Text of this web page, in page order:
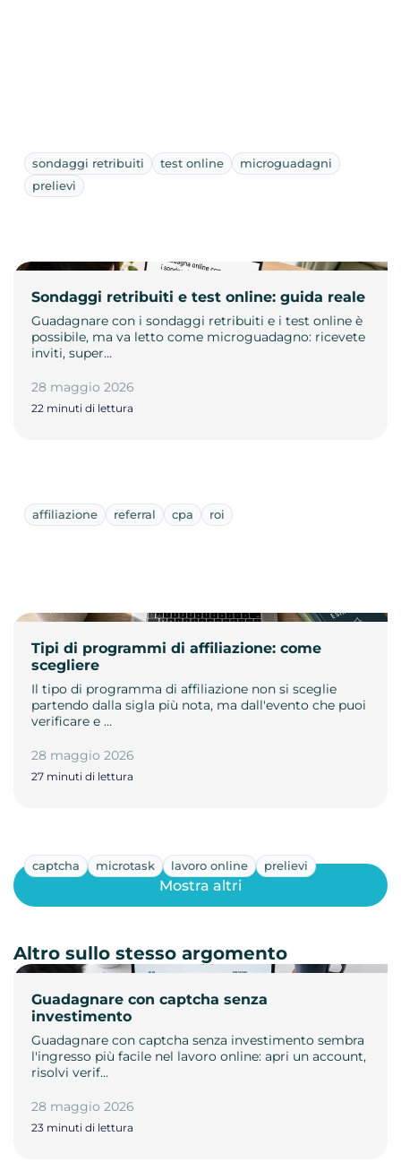
sondaggi retribuiti test online
microguadagni
prelievi
Sondaggi retribuiti e test online: guida reale
Guadagnare con i sondaggi retribuiti e i test online è
possibile, ma va letto come microguadagno: ricevete
inviti, super…
28 maggio 2026
22 minuti di lettura
affiliazione referral cpa roi
Tipi di programmi di affiliazione: come
scegliere
Il tipo di programma di affiliazione non si sceglie
partendo dalla sigla più nota, ma dall'evento che puoi
verificare e …
28 maggio 2026
27 minuti di lettura
captcha microtask lavoro online prelievi
Guadagnare con captcha senza
investimento
Guadagnare con captcha senza investimento sembra
l'ingresso più facile nel lavoro online: apri un account,
risolvi verif…
28 maggio 2026
23 minuti di lettura
Mostra altri
Altro sullo stesso argomento